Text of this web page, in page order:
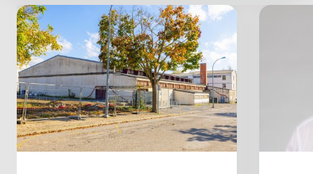
Grands projets : les chantiers qui façonnent leEntretien